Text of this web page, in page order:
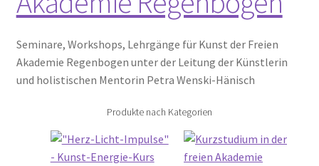
Seminare, Workshops, Lehrgänge für Kunst der Freien
Akademie Regenbogen unter der Leitung der Künstlerin
und holistischen Mentorin Petra Wenski-Hänisch
Produkte nach Kategorien